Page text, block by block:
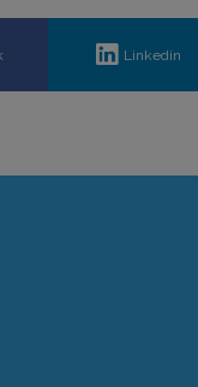
Linkedin